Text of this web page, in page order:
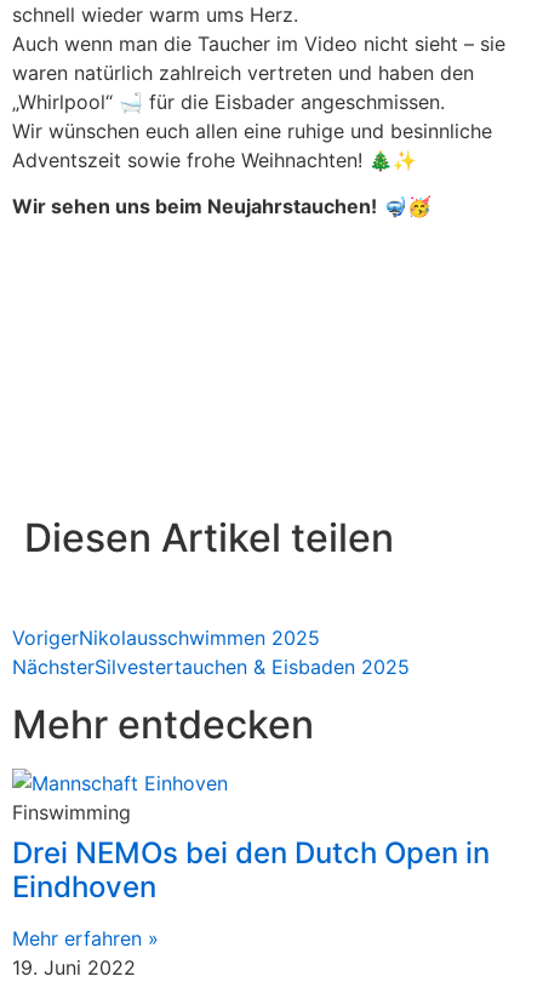
schnell wieder warm ums Herz.
Auch wenn man die Taucher im Video nicht sieht – sie
waren natürlich zahlreich vertreten und haben den
„Whirlpool“ 🛁 für die Eisbader angeschmissen.
Wir wünschen euch allen eine ruhige und besinnliche
Adventszeit sowie frohe Weihnachten! 🎄✨
Wir sehen uns beim Neujahrstauchen! 🤿🥳
Diesen Artikel teilen
VorigerNikolausschwimmen 2025
NächsterSilvestertauchen & Eisbaden 2025
Mehr entdecken
Finswimming
Drei NEMOs bei den Dutch Open in
Eindhoven
Mehr erfahren »
19. Juni 2022